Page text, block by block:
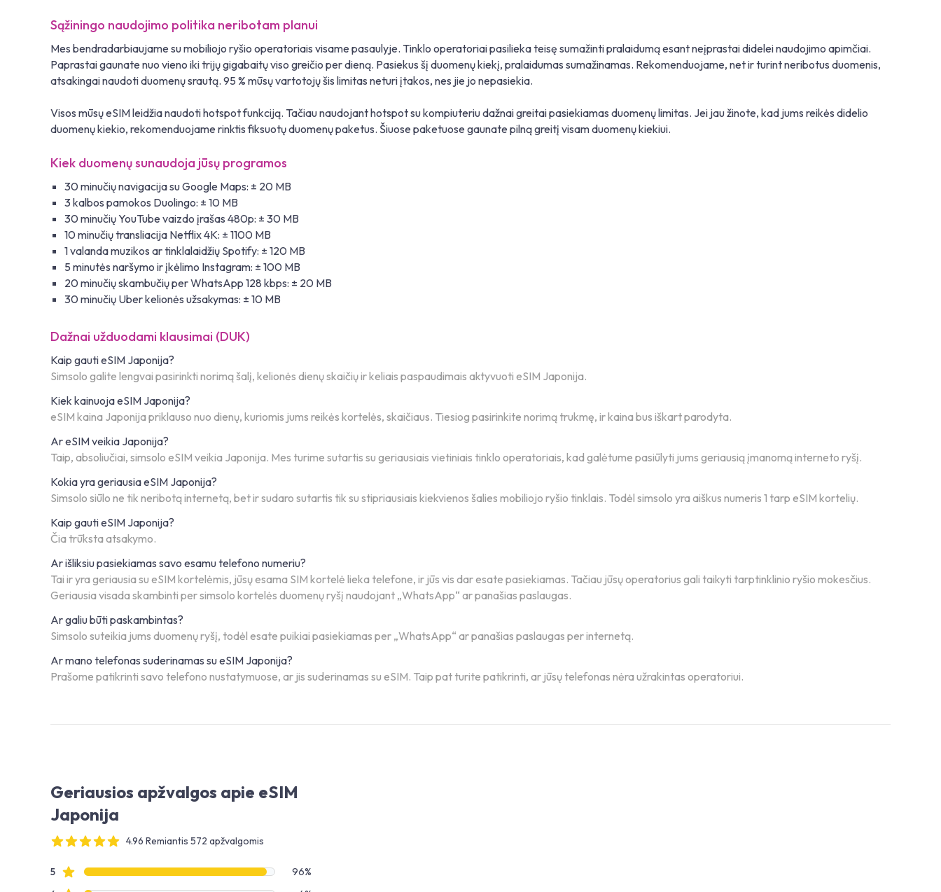
Sąžiningo naudojimo politika neribotam planui
Mes bendradarbiaujame su mobiliojo ryšio operatoriais visame pasaulyje. Tinklo operatoriai pasilieka teisę sumažinti pralaidumą esant neįprastai didelei naudojimo apimčiai.
Paprastai gaunate nuo vieno iki trijų gigabaitų viso greičio per dieną. Pasiekus šį duomenų kiekį, pralaidumas sumažinamas. Rekomenduojame, net ir turint neribotus duomenis,
atsakingai naudoti duomenų srautą. 95 % mūsų vartotojų šis limitas neturi įtakos, nes jie jo nepasiekia.
Visos mūsų eSIM leidžia naudoti hotspot funkciją. Tačiau naudojant hotspot su kompiuteriu dažnai greitai pasiekiamas duomenų limitas. Jei jau žinote, kad jums reikės didelio
duomenų kiekio, rekomenduojame rinktis fiksuotų duomenų paketus. Šiuose paketuose gaunate pilną greitį visam duomenų kiekiui.
Kiek duomenų sunaudoja jūsų programos
30 minučių navigacija su Google Maps: ± 20 MB
3 kalbos pamokos Duolingo: ± 10 MB
30 minučių YouTube vaizdo įrašas 480p: ± 30 MB
10 minučių transliacija Netflix 4K: ± 1100 MB
1 valanda muzikos ar tinklalaidžių Spotify: ± 120 MB
5 minutės naršymo ir įkėlimo Instagram: ± 100 MB
20 minučių skambučių per WhatsApp 128 kbps: ± 20 MB
30 minučių Uber kelionės užsakymas: ± 10 MB
Dažnai užduodami klausimai (DUK)
Kaip gauti eSIM Japonija?
Simsolo galite lengvai pasirinkti norimą šalį, kelionės dienų skaičių ir keliais paspaudimais aktyvuoti eSIM Japonija.
Kiek kainuoja eSIM Japonija?
eSIM kaina Japonija priklauso nuo dienų, kuriomis jums reikės kortelės, skaičiaus. Tiesiog pasirinkite norimą trukmę, ir kaina bus iškart parodyta.
Ar eSIM veikia Japonija?
Taip, absoliučiai, simsolo eSIM veikia Japonija. Mes turime sutartis su geriausiais vietiniais tinklo operatoriais, kad galėtume pasiūlyti jums geriausią įmanomą interneto ryšį.
Kokia yra geriausia eSIM Japonija?
Simsolo siūlo ne tik neribotą internetą, bet ir sudaro sutartis tik su stipriausiais kiekvienos šalies mobiliojo ryšio tinklais. Todėl simsolo yra aiškus numeris 1 tarp eSIM kortelių.
Kaip gauti eSIM Japonija?
Čia trūksta atsakymo.
Ar išliksiu pasiekiamas savo esamu telefono numeriu?
Tai ir yra geriausia su eSIM kortelėmis, jūsų esama SIM kortelė lieka telefone, ir jūs vis dar esate pasiekiamas. Tačiau jūsų operatorius gali taikyti tarptinklinio ryšio mokesčius.
Geriausia visada skambinti per simsolo kortelės duomenų ryšį naudojant „WhatsApp“ ar panašias paslaugas.
Ar galiu būti paskambintas?
Simsolo suteikia jums duomenų ryšį, todėl esate puikiai pasiekiamas per „WhatsApp“ ar panašias paslaugas per internetą.
Ar mano telefonas suderinamas su eSIM Japonija?
Prašome patikrinti savo telefono nustatymuose, ar jis suderinamas su eSIM. Taip pat turite patikrinti, ar jūsų telefonas nėra užrakintas operatoriui.
Geriausios apžvalgos apie eSIM
Japonija
4.96 Remiantis 572 apžvalgomis
Apžvalgų duomenys
5Žvaigždučių apžvalgos
96%